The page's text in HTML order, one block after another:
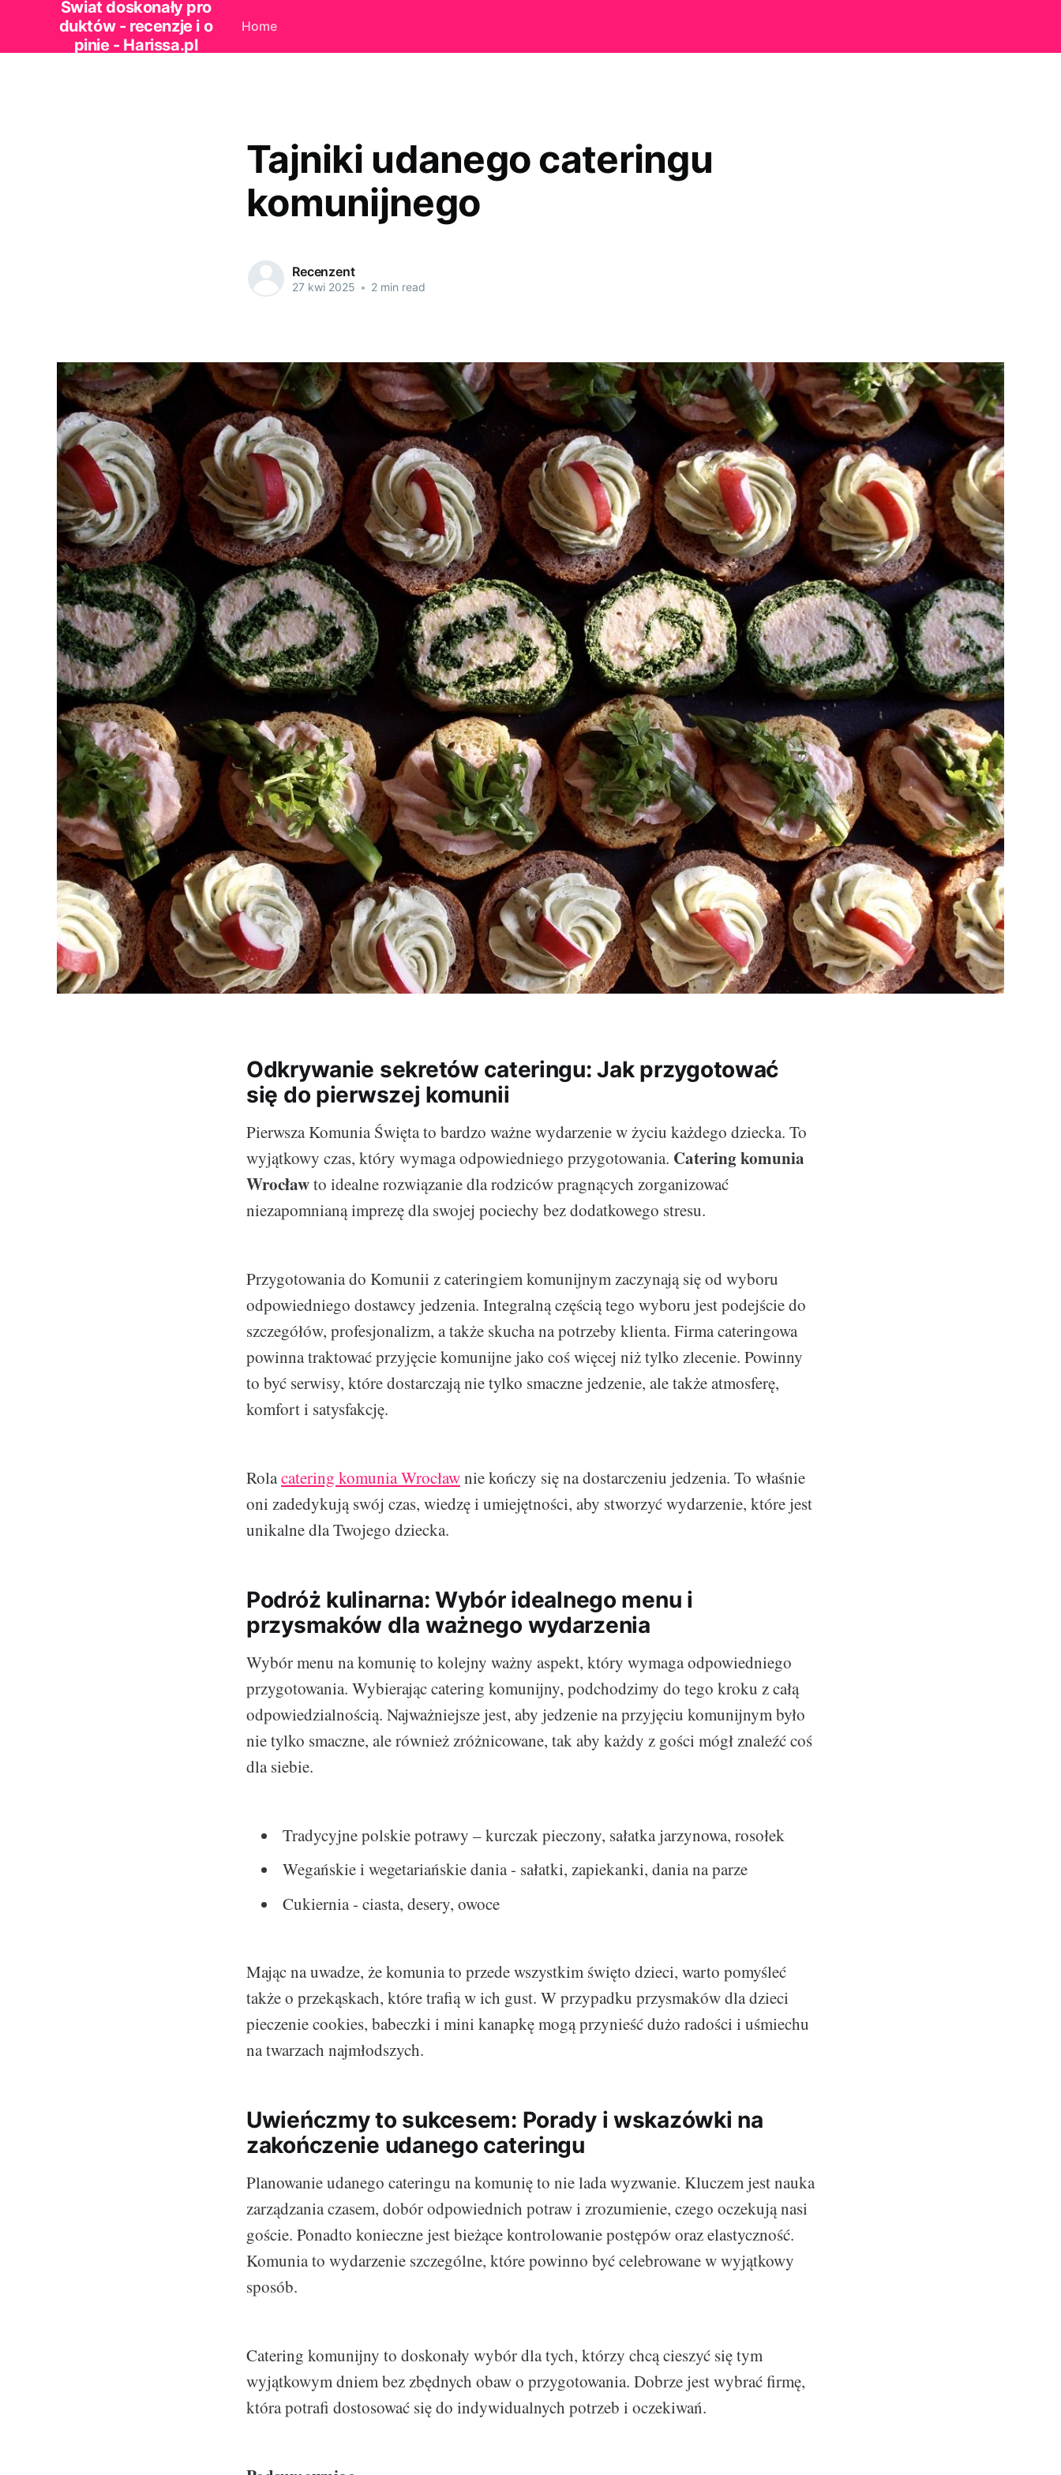
Świat doskonały pro
duktów - recenzje i o
pinie - Harissa.pl
Home
Tajniki udanego cateringu
komunijnego
Recenzent
27 kwi 2025 • 2 min read
Odkrywanie sekretów cateringu: Jak przygotować
się do pierwszej komunii
Pierwsza Komunia Święta to bardzo ważne wydarzenie w życiu każdego dziecka. To
wyjątkowy czas, który wymaga odpowiedniego przygotowania. Catering komunia
Wrocławto idealne rozwiązanie dla rodziców pragnących zorganizować
niezapomnianą imprezę dla swojej pociechy bez dodatkowego stresu.
Przygotowania do Komunii z cateringiem komunijnym zaczynają się od wyboru
odpowiedniego dostawcy jedzenia. Integralną częścią tego wyboru jest podejście do
szczegółów, profesjonalizm, a także skucha na potrzeby klienta. Firma cateringowa
powinna traktować przyjęcie komunijne jako coś więcej niż tylko zlecenie. Powinny
to być serwisy, które dostarczają nie tylko smaczne jedzenie, ale także atmosferę,
komfort i satysfakcję.
Rolacatering komunia Wrocławnie kończy się na dostarczeniu jedzenia. To właśnie
oni zadedykują swój czas, wiedzę i umiejętności, aby stworzyć wydarzenie, które jest
unikalne dla Twojego dziecka.
Podróż kulinarna: Wybór idealnego menu i
przysmaków dla ważnego wydarzenia
Wybór menu na komunię to kolejny ważny aspekt, który wymaga odpowiedniego
przygotowania. Wybierając catering komunijny, podchodzimy do tego kroku z całą
odpowiedzialnością. Najważniejsze jest, aby jedzenie na przyjęciu komunijnym było
nie tylko smaczne, ale również zróżnicowane, tak aby każdy z gości mógł znaleźć coś
dla siebie.
Tradycyjne polskie potrawy – kurczak pieczony, sałatka jarzynowa, rosołek
Wegańskie i wegetariańskie dania - sałatki, zapiekanki, dania na parze
Cukiernia - ciasta, desery, owoce
Mając na uwadze, że komunia to przede wszystkim święto dzieci, warto pomyśleć
także o przekąskach, które trafią w ich gust. W przypadku przysmaków dla dzieci
pieczenie cookies, babeczki i mini kanapkę mogą przynieść dużo radości i uśmiechu
na twarzach najmłodszych.
Uwieńczmy to sukcesem: Porady i wskazówki na
zakończenie udanego cateringu
Planowanie udanego cateringu na komunię to nie lada wyzwanie. Kluczem jest nauka
zarządzania czasem, dobór odpowiednich potraw i zrozumienie, czego oczekują nasi
goście. Ponadto konieczne jest bieżące kontrolowanie postępów oraz elastyczność.
Komunia to wydarzenie szczególne, które powinno być celebrowane w wyjątkowy
sposób.
Catering komunijny to doskonały wybór dla tych, którzy chcą cieszyć się tym
wyjątkowym dniem bez zbędnych obaw o przygotowania. Dobrze jest wybrać firmę,
która potrafi dostosować się do indywidualnych potrzeb i oczekiwań.